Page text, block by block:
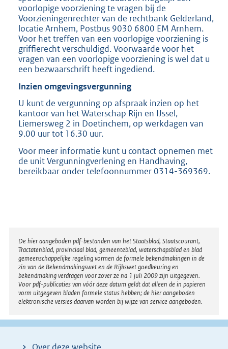
voorlopige voorziening te vragen bij de
Voorzieningenrechter van de rechtbank Gelderland,
locatie Arnhem, Postbus 9030 6800 EM Arnhem.
Voor het treffen van een voorlopige voorziening is
griffierecht verschuldigd. Voorwaarde voor het
vragen van een voorlopige voorziening is wel dat u
een bezwaarschrift heeft ingediend.
Inzien omgevingsvergunning
U kunt de vergunning op afspraak inzien op het
kantoor van het Waterschap Rijn en IJssel,
Liemersweg 2 in Doetinchem, op werkdagen van
9.00 uur tot 16.30 uur.
Voor meer informatie kunt u contact opnemen met
de unit Vergunningverlening en Handhaving,
bereikbaar onder telefoonnummer 0314-369369.
Disclaimer
De hier aangeboden pdf-bestanden van het Staatsblad, Staatscourant,
Tractatenblad, provinciaal blad, gemeenteblad, waterschapsblad en blad
gemeenschappelijke regeling vormen de formele bekendmakingen in de
zin van de Bekendmakingswet en de Rijkswet goedkeuring en
bekendmaking verdragen voor zover ze na 1 juli 2009 zijn uitgegeven.
Voor pdf-publicaties van vóór deze datum geldt dat alleen de in papieren
vorm uitgegeven bladen formele status hebben; de hier aangeboden
elektronische versies daarvan worden bij wijze van service aangeboden.
Over deze website